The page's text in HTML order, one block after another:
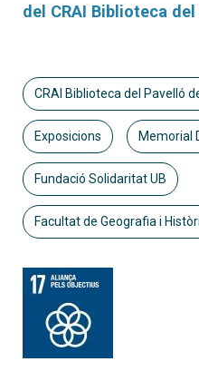
del CRAI Biblioteca
CRAI Biblioteca del Pavelló
Exposicions Memorial
Fundació Solidaritat UB
Facultat de Geografia i